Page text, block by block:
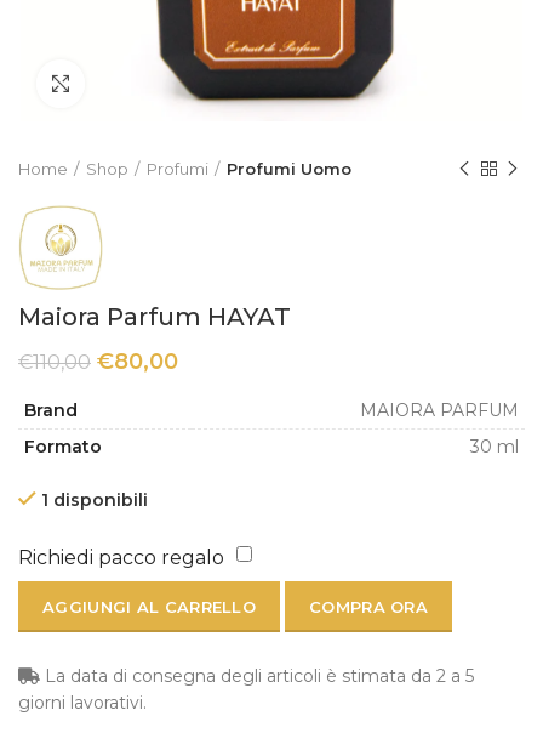
Click to enlarge
Home Shop Profumi Profumi Uomo
Maiora Parfum HAYAT
€110,00 €80,00
Brand
MAIORA PARFUM
Formato
30 ml
1 disponibili
Richiedi pacco regalo
AGGIUNGI AL CARRELLO COMPRA ORA
La data di consegna degli articoli è stimata da 2 a 5
giorni lavorativi.